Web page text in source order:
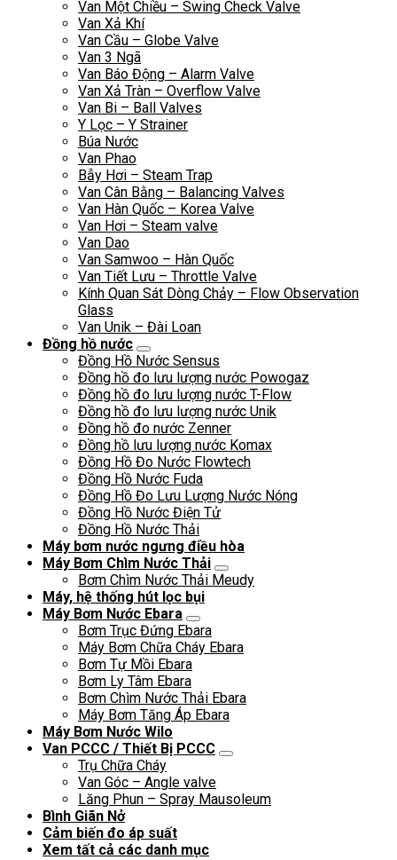
Van Một Chiều – Swing Check Valve
Van Xả Khí
Van Cầu – Globe Valve
Van 3 Ngã
Van Báo Động – Alarm Valve
Van Xả Tràn – Overflow Valve
Van Bi – Ball Valves
Y Lọc – Y Strainer
Búa Nước
Van Phao
Bẫy Hơi – Steam Trap
Van Cân Bằng – Balancing Valves
Van Hàn Quốc – Korea Valve
Van Hơi – Steam valve
Van Dao
Van Samwoo – Hàn Quốc
Van Tiết Lưu – Throttle Valve
Kính Quan Sát Dòng Chảy – Flow Observation
Glass
Van Unik – Đài Loan
Đồng hồ nước
Đồng Hồ Nước Sensus
Đồng hồ đo lưu lượng nước Powogaz
Đồng hồ đo lưu lượng nước T-Flow
Đồng hồ đo lưu lượng nước Unik
Đồng hồ đo nước Zenner
Đồng hồ lưu lượng nước Komax
Đồng Hồ Đo Nước Flowtech
Đồng Hồ Nước Fuda
Đồng Hồ Đo Lưu Lượng Nước Nóng
Đồng Hồ Nước Điện Tử
Đồng Hồ Nước Thải
Máy bơm nước ngưng điều hòa
Máy Bơm Chìm Nước Thải
Bơm Chìm Nước Thải Meudy
Máy, hệ thống hút lọc bụi
Máy Bơm Nước Ebara
Bơm Trục Đứng Ebara
Máy Bơm Chữa Cháy Ebara
Bơm Tự Mồi Ebara
Bơm Ly Tâm Ebara
Bơm Chìm Nước Thải Ebara
Máy Bơm Tăng Áp Ebara
Máy Bơm Nước Wilo
Van PCCC / Thiết Bị PCCC
Trụ Chữa Cháy
Van Góc – Angle valve
Lăng Phun – Spray Mausoleum
Bình Giãn Nở
Cảm biến đo áp suất
Xem tất cả các danh mục